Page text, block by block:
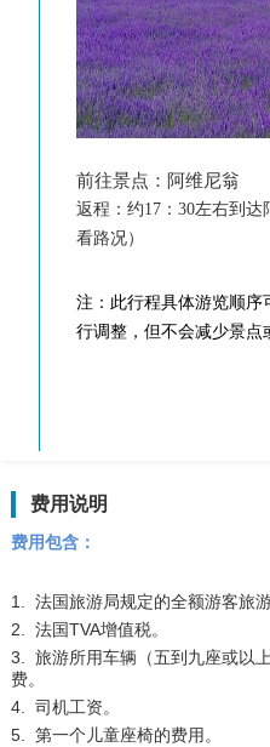
前往景点：阿维尼翁
返程：约17：30左右到
看路况）
注：此行程具体游览顺序
行调整，但不会减少景点
费用说明
费用包含：
1. 法国旅游局规定的全额游客旅游
2. 法国TVA增值税。
3. 旅游所用车辆（五到九座或以
费。
4. 司机工资。
5. 第一个儿童座椅的费用。